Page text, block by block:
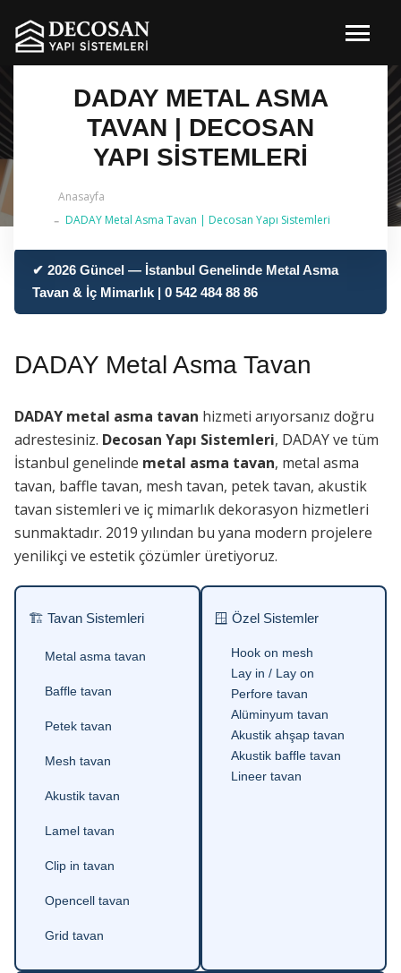
DADAY METAL ASMA
TAVAN | DECOSAN
YAPI SISTEMLERI
Anasayfa
DADAY Metal Asma Tavan | Decosan Yapı Sistemleri
✔ 2026 Güncel — İstanbul Genelinde Metal Asma
Tavan & İç Mimarlık | 0 542 484 88 86
DADAY Metal Asma Tavan
DADAY metal asma tavan hizmeti arıyorsanız doğru
adrestesiniz. Decosan Yapı Sistemleri, DADAY ve tüm
İstanbul genelinde metal asma tavan, metal asma
tavan, baffle tavan, mesh tavan, petek tavan, akustik
tavan sistemleri ve iç mimarlık dekorasyon hizmetleri
sunmaktadır. 2019 yılından bu yana modern projelere
yenilikçi ve estetik çözümler üretiyoruz.
🏗 Tavan Sistemleri
Metal asma tavan
Baffle tavan
Petek tavan
Mesh tavan
Akustik tavan
Lamel tavan
Clip in tavan
Opencell tavan
Grid tavan
🪟 Özel Sistemler
Hook on mesh
Lay in / Lay on
Perfore tavan
Alüminyum tavan
Akustik ahşap tavan
Akustik baffle tavan
Lineer tavan